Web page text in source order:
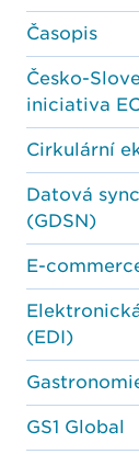
Časopis
Česko-
iniciativa
Cirkulární
Datová
(GDSN)
E-
(EDI)
GS1 Global